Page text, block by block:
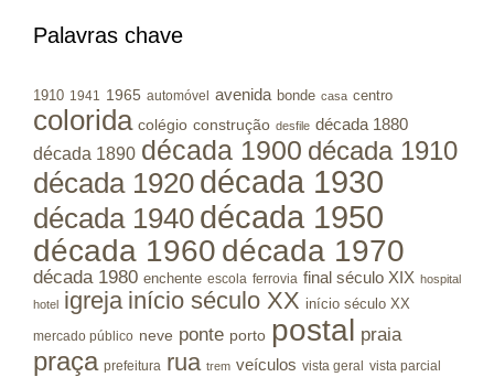
Palavras chave
1910 1941 1965 automóvel avenida bonde casa centro
colorida colégio construção desfile década 1880
década 1890 década 1900 década 1910
década 1920 década 1930
década 1940 década 1950
década 1960 década 1970
década 1980 enchente escola ferrovia final século XIX hospital
hotel igreja início século XX início século XX
mercado público neve ponte porto postal praia
praça prefeitura rua trem veículos vista geral vista parcial